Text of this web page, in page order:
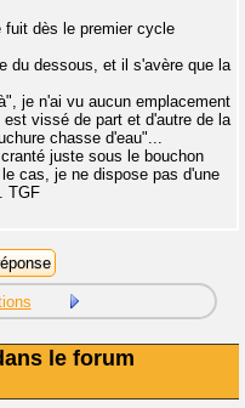
fuit dès le premier cycle
du dessous, et il s'avère que la
je n'ai vu aucun emplacement
vissé de part et d'autre de la
chasse d'eau"...
juste sous le bouchon
cas, je ne dispose pas d'une
TGF
le forum